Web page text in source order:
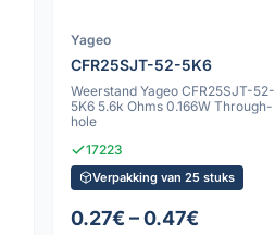
Yageo
CFR25SJT-52-5K6
Weerstand Yageo CFR25SJT-52-
5K6 5.6k Ohms 0.166W Through-
hole
17223
Verpakking van 25 stuks
0.27€ – 0.47€